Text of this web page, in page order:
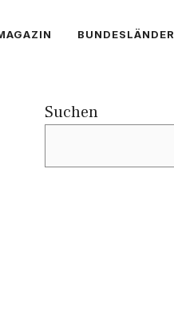
BUNDESLÄNDER
Suchen